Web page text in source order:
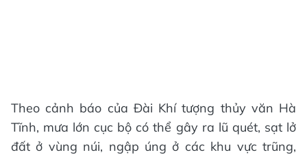
Theo cảnh báo của Đài Khí tượng thủy văn Hà
Tĩnh, mưa lớn cục bộ có thể gây ra lũ quét, sạt lở
đất ở vùng núi, ngập úng ở các khu vực trũng,